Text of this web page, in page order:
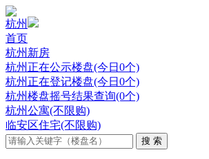
杭州
首页
杭州新房
杭州正在公示楼盘(今日0个)
杭州正在登记楼盘(今日0个)
杭州楼盘摇号结果查询(0个)
杭州公寓(不限购)
临安区住宅(不限购)